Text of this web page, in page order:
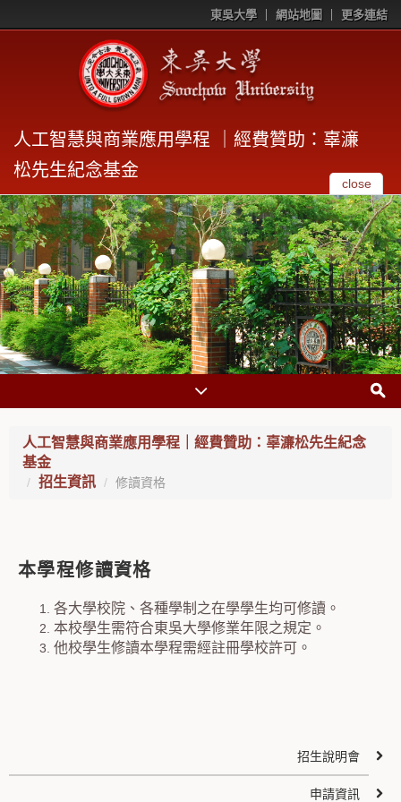
東吳大學 網站地圖 更多連結
人工智慧與商業應用學程 ｜經費贊助：辜濓
松先生紀念基金
close
人工智慧與商業應用學程｜經費贊助：辜濓松先生紀念
基金
招生資訊
修讀資格
本學程修讀資格
各大學校院、各種學制之在學學生均可修讀。
本校學生需符合東吳大學修業年限之規定。
他校學生修讀本學程需經註冊學校許可。
招生說明會
申請資訊